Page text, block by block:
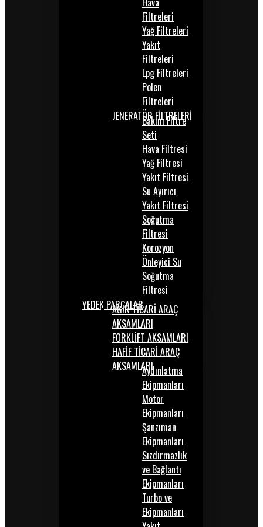
Filtreleri
Yağ Filtreleri
Yakıt
Filtreleri
Lpg Filtreleri
Polen
Filtreleri
JENERATÖR FİLTRELERİ
Bakım Filtre
Seti
Hava Filtresi
Yağ Filtresi
Yakıt Filtresi
Su Ayırıcı
Yakıt Filtresi
Soğutma
Filtresi
Korozyon
Önleyici Su
Soğutma
Filtresi
YEDEK PARÇALARAĞIR TİCARİ ARAÇ
AKSAMLARI
FORKLİFT AKSAMLARI
HAFİF TİCARİ ARAÇ
AKSAMLARIAydınlatma
Ekipmanları
Motor
Ekipmanları
Şanzıman
Ekipmanları
Sızdırmazlık
ve Bağlantı
Ekipmanları
Turbo ve
Ekipmanları